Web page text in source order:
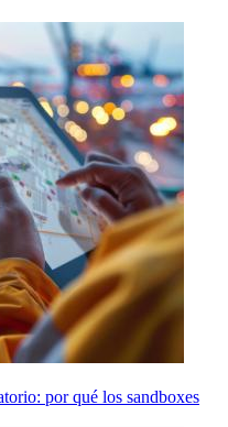
por qué los sandboxes